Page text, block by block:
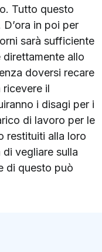
Tutto questo
in poi per
sarà sufficiente
allo
doversi recare
il
i disagi per i
di lavoro per le
restituiti alla loro
vegliare sulla
di questo può